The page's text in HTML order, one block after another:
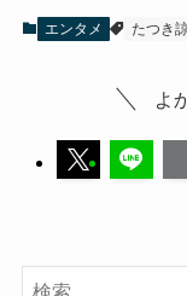
エンタメ たつき
よ